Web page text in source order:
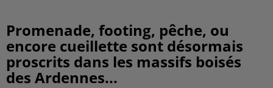
Promenade, footing, pêche, ou
encore cueillette sont désormais
proscrits dans les massifs boisés
des Ardennes...